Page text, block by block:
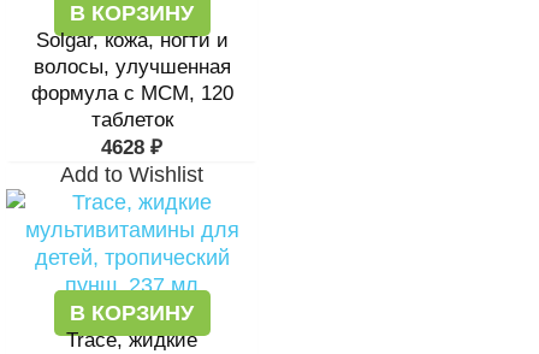
В КОРЗИНУ
Solgar, кожа, ногти и
волосы, улучшенная
формула с МСМ, 120
таблеток
4628 ₽
Add to Wishlist
В КОРЗИНУ
Trace, жидкие